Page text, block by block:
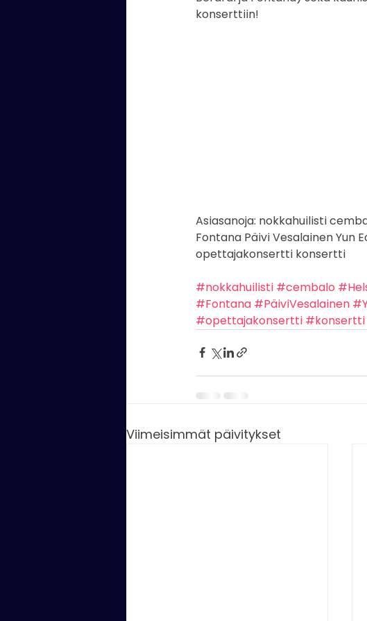
Kaartin soittokunta
konserttiin!
Asiasanoja: nokkahuilisti
Fontana Päivi Vesalainen Yun
opettajakonsertti konsertti
#nokkahuilisti #cembalo
#Fontana #PäiviVesalainen
#opettajakonsertti #konsertti
Viimeisimmät päivitykset